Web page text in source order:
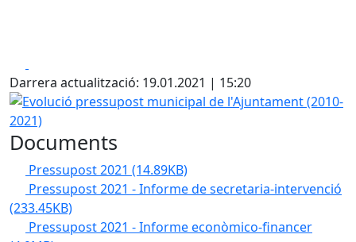
Darrera actualització: 19.01.2021 | 15:20
Evolució pressupost municipal de l'Ajuntament (2010-
Documents
Pressupost 2021 (14.89KB)
Pressupost 2021 - Informe de secretaria-intervenció
(233.45KB)
Pressupost 2021 - Informe econòmico-financer